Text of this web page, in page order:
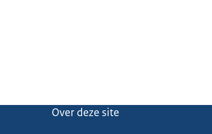
Over deze site